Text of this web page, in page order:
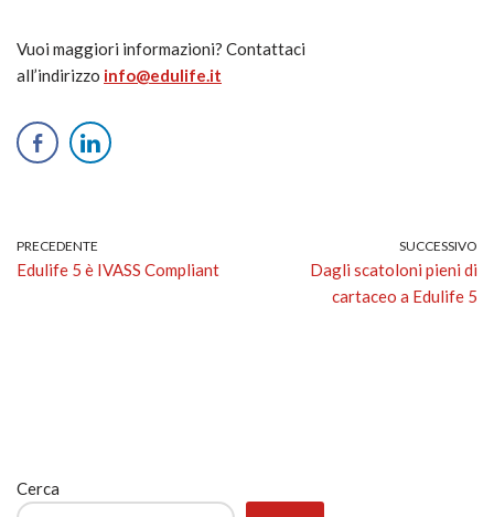
Vuoi maggiori informazioni? Contattaci
all’indirizzo info@edulife.it
PRECEDENTE
Edulife 5 è IVASS Compliant
SUCCESSIVO
Dagli scatoloni pieni di
cartaceo a Edulife 5
Cerca